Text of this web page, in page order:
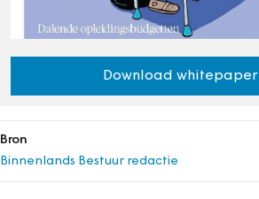
Download whitepaper
Bron
Binnenlands Bestuur redactie